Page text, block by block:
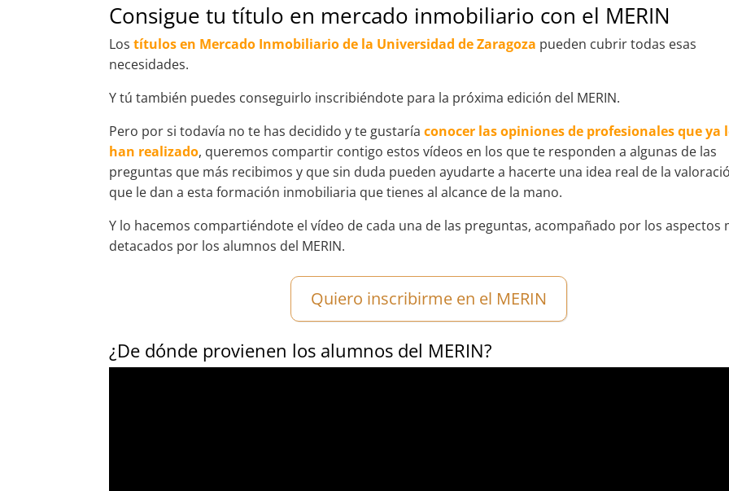
Consigue tu título en mercado inmobiliario con el MERIN
Lostítulos en Mercado Inmobiliario de la Universidad de Zaragoza pueden cubrir todas esas
necesidades.
Y tú también puedes conseguirlo inscribiéndote para la próxima edición del MERIN.
Pero por si todavía no te has decidido y te gustaríaconocer las opiniones de profesionales que ya
han realizado, queremos compartir contigo estos vídeos en los que te responden a algunas de las
preguntas que más recibimos y que sin duda pueden ayudarte a hacerte una idea real de la
que le dan a esta formación inmobiliaria que tienes al alcance de la mano.
Y lo hacemos compartiéndote el vídeo de cada una de las preguntas, acompañado por los aspectos
detacados por los alumnos del MERIN.
Quiero inscribirme en el MERIN
¿De dónde provienen los alumnos del MERIN?